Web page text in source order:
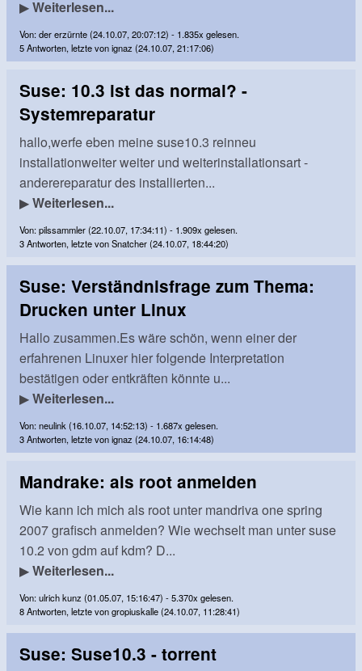
▶Weiterlesen...
Von: der erzürnte (24.10.07, 20:07:12) - 1.835x gelesen.
5 Antworten, letzte von ignaz (24.10.07, 21:17:06)
Suse: 10.3 ist das normal? -
Systemreparatur
hallo,werfe eben meine suse10.3 reinneu
installationweiter weiter und weiterinstallationsart -
anderereparatur des installierten...
▶Weiterlesen...
Von: pilssammler (22.10.07, 17:34:11) - 1.909x gelesen.
3 Antworten, letzte von Snatcher (24.10.07, 18:44:20)
Suse: Verständnisfrage zum Thema:
Drucken unter Linux
Hallo zusammen.Es wäre schön, wenn einer der
erfahrenen Linuxer hier folgende Interpretation
bestätigen oder entkräften könnte u...
▶Weiterlesen...
Von: neulink (16.10.07, 14:52:13) - 1.687x gelesen.
3 Antworten, letzte von ignaz (24.10.07, 16:14:48)
Mandrake: als root anmelden
Wie kann ich mich als root unter mandriva one spring
2007 grafisch anmelden? Wie wechselt man unter suse
10.2 von gdm auf kdm? D...
▶Weiterlesen...
Von: ulrich kunz (01.05.07, 15:16:47) - 5.370x gelesen.
8 Antworten, letzte von gropiuskalle (24.10.07, 11:28:41)
Suse: Suse10.3 - torrent